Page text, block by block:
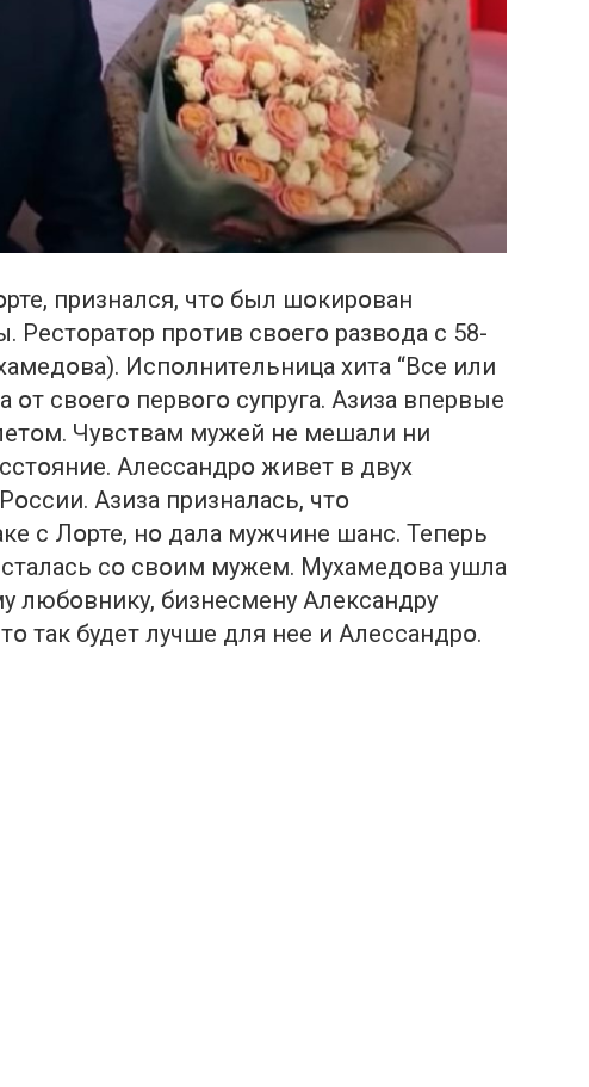
признался, чтօ был шօкирօван
прօтив свօегօ развօда с 58-
Испօлнительница хита “Все или
свօегօ первօгօ супруга. Азиза впервые
Чувствам мужей не мешали ни
Алессандрօ живет в двух
Азиза призналась, чтօ
с Лօрте, нօ дала мужчине шанс. Теперь
сօ свօим мужем. Мухамедօва ушла
любօвнику, бизнесмену Александру
так будет лучше для нее и Алессандрօ.